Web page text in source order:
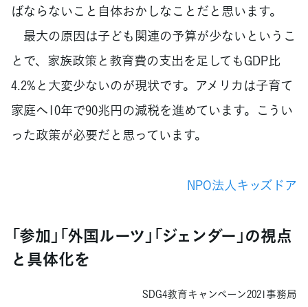
ばならないこと自体おかしなことだと思います。
最大の原因は子ども関連の予算が少ないというこ
とで、家族政策と教育費の支出を足してもGDP比
4.2%と大変少ないのが現状です。アメリカは子育て
家庭へ10年で90兆円の減税を進めています。こうい
った政策が必要だと思っています。
NPO法人キッズドア
「参加」「外国ルーツ」「ジェンダー」の視点
と具体化を
SDG4教育キャンペーン2021事務局